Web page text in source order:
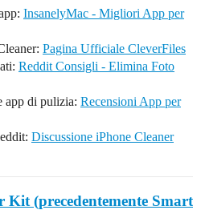
InsanelyMac - Migliori App per
Pagina Ufficiale CleverFiles
Reddit Consigli - Elimina Foto
app di pulizia: Recensioni App per
Discussione iPhone Cleaner
Kit (precedentemente Smart